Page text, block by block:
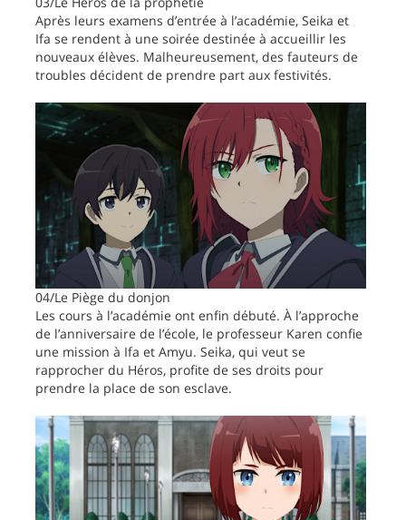
Après leurs examens d’entrée à l’académie, Seika et
Ifa se rendent à une soirée destinée à accueillir les
nouveaux élèves. Malheureusement, des fauteurs de
troubles décident de prendre part aux festivités.
04/Le Piège du donjon
Les cours à l’académie ont enfin débuté. À l’approche
de l’anniversaire de l’école, le professeur Karen confie
une mission à Ifa et Amyu. Seika, qui veut se
rapprocher du Héros, profite de ses droits pour
prendre la place de son esclave.